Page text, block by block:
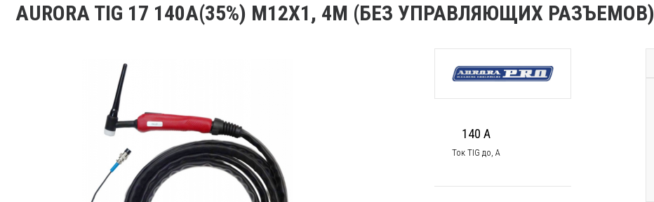
AURORA TIG 17 140A(35%) M12X1, 4M (БЕЗ УПРАВЛЯЮЩИХ РАЗЪЕМОВ)
140 А
Ток TIG до, А